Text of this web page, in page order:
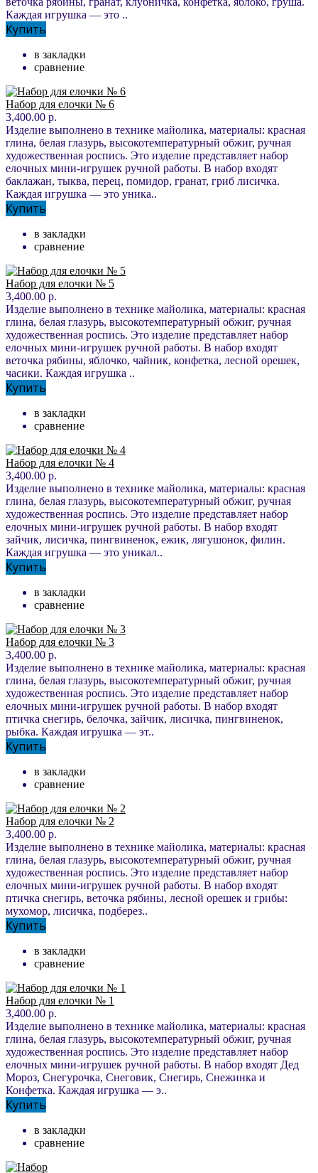
Каждая игрушка — это ..
Купить
в закладки
сравнение
Набор для елочки № 6
3,400.00 р.
Изделие выполнено в технике майолика, материалы: красная
глина, белая глазурь, высокотемпературный обжиг, ручная
художественная роспись. Это изделие представляет набор
елочных мини-игрушек ручной работы. В набор входят
баклажан, тыква, перец, помидор, гранат, гриб лисичка.
Каждая игрушка — это уника..
Купить
в закладки
сравнение
Набор для елочки № 5
3,400.00 р.
Изделие выполнено в технике майолика, материалы: красная
глина, белая глазурь, высокотемпературный обжиг, ручная
художественная роспись. Это изделие представляет набор
елочных мини-игрушек ручной работы. В набор входят
веточка рябины, яблочко, чайник, конфетка, лесной орешек,
часики. Каждая игрушка ..
Купить
в закладки
сравнение
Набор для елочки № 4
3,400.00 р.
Изделие выполнено в технике майолика, материалы: красная
глина, белая глазурь, высокотемпературный обжиг, ручная
художественная роспись. Это изделие представляет набор
елочных мини-игрушек ручной работы. В набор входят
зайчик, лисичка, пингвиненок, ежик, лягушонок, филин.
Каждая игрушка — это уникал..
Купить
в закладки
сравнение
Набор для елочки № 3
3,400.00 р.
Изделие выполнено в технике майолика, материалы: красная
глина, белая глазурь, высокотемпературный обжиг, ручная
художественная роспись. Это изделие представляет набор
елочных мини-игрушек ручной работы. В набор входят
птичка снегирь, белочка, зайчик, лисичка, пингвиненок,
рыбка. Каждая игрушка — эт..
Купить
в закладки
сравнение
Набор для елочки № 2
3,400.00 р.
Изделие выполнено в технике майолика, материалы: красная
глина, белая глазурь, высокотемпературный обжиг, ручная
художественная роспись. Это изделие представляет набор
елочных мини-игрушек ручной работы. В набор входят
птичка снегирь, веточка рябины, лесной орешек и грибы:
мухомор, лисичка, подберез..
Купить
в закладки
сравнение
Набор для елочки № 1
3,400.00 р.
Изделие выполнено в технике майолика, материалы: красная
глина, белая глазурь, высокотемпературный обжиг, ручная
художественная роспись. Это изделие представляет набор
елочных мини-игрушек ручной работы. В набор входят Дед
Мороз, Снегурочка, Снеговик, Снегирь, Снежинка и
Конфетка. Каждая игрушка — э..
Купить
в закладки
сравнение